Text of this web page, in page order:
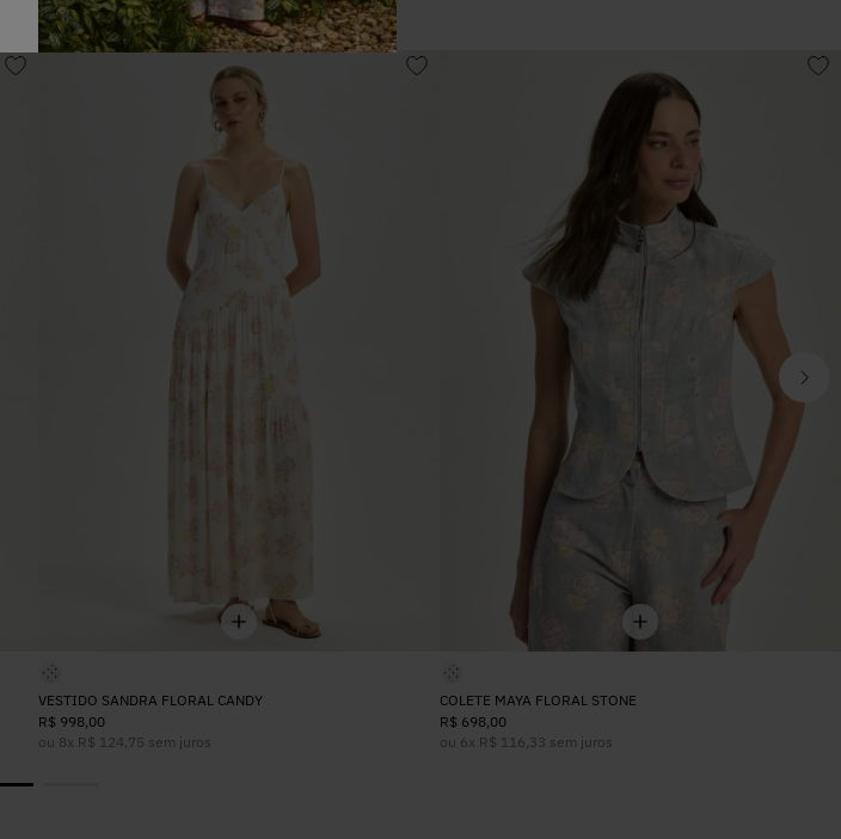
VESTIDO SANDRA FLORAL CANDY
R$ 998,00
ou 8x R$ 124,75 sem juros
COLETE MAYA FLORAL STONE
R$ 698,00
ou 6x R$ 116, 33 sem juros